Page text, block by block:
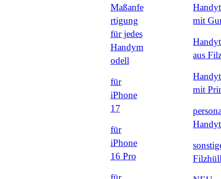
Maßanfe
rtigung
für jedes
Handym
odell
für
iPhone
17
für
iPhone
16 Pro
mit
aus
mit